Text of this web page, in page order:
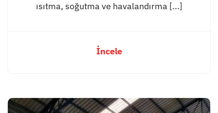
ısıtma, soğutma ve havalandırma [...]
İncele